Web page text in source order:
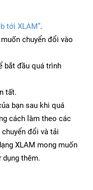
tới XLAM”.
chuyển đổi vào
bắt đầu quá trình
tất.
bạn sau khi quá
cách làm theo các
chuyển đổi và tải
XLAM mong muốn
dụng thêm.